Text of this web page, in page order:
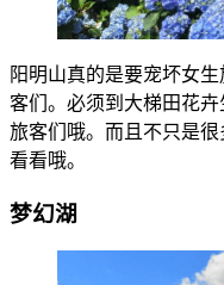
阳明山真的是要宠坏女
客们。必须到大梯田花
旅客们哦。而且不只是
看看哦。
梦幻湖